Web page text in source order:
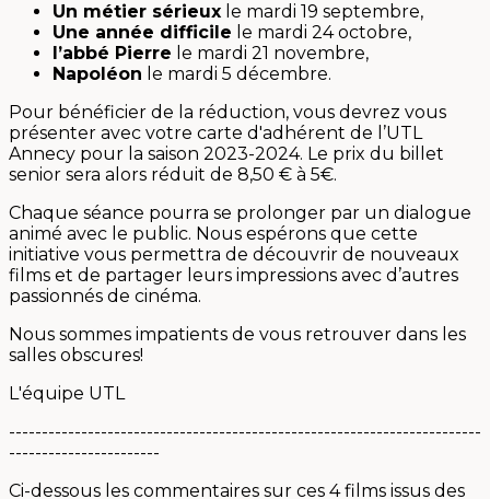
Un métier sérieux le mardi 19 septembre,
Une année difficile le mardi 24 octobre,
l’abbé Pierre le mardi 21 novembre,
Napoléon le mardi 5 décembre.
Pour bénéficier de la réduction, vous devrez vous
présenter avec votre carte d'adhérent de l’UTL
Annecy pour la saison 2023-2024. Le prix du billet
senior sera alors réduit de 8,50 € à 5€.
Chaque séance pourra se prolonger par un dialogue
animé avec le public. Nous espérons que cette
initiative vous permettra de découvrir de nouveaux
films et de partager leurs impressions avec d’autres
passionnés de cinéma.
Nous sommes impatients de vous retrouver dans les
salles obscures!
L'équipe UTL
------------------------------------------------------------------------
-----------------------
Ci-dessous les commentaires sur ces 4 films issus des